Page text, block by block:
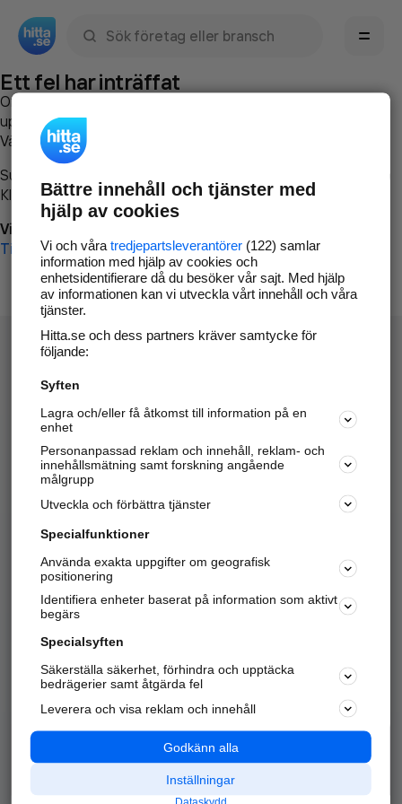
Ett fel har inträffat
Om du vill kan du
uppstod så att vi lättare och snabbare kan avhjälpa det.
Vänligen försök med följande:
Surfa till
Klicka påTillbaka-knappen i webbläsaren och försök igen
Vi beklagar besväret!
Till startsidan
Hitta.se - Gratis nummerupplysning.
Sök företag, personer och platser.
Hitta telefonnummer, adresser, företagsinfo mm.
Marknadsför företaget
Kom igång och annonsera mot
samarbetspartners nära dig.
Alla kategorier
Populära sökningar
API & Kartor
Annonsera
Integritet
Nödnummer
Bättre innehåll och tjänster med
hjälp av cookies
Vi och våra tredjepartsleverantörer(122) samlar
information med hjälp av cookies och
enhetsidentifierare då du besöker vår sajt. Med hjälp
av informationen kan vi utveckla vårt innehåll och våra
tjänster.
Hitta.se och dess partners kräver samtycke för
följande:
Syften
Lagra och/eller få åtkomst till information på en
enhet
Personanpassad reklam och innehåll, reklam- och
innehållsmätning samt forskning angående
målgrupp
Utveckla och förbättra tjänster
Specialfunktioner
Använda exakta uppgifter om geografisk
positionering
Identifiera enheter baserat på information som aktivt
begärs
Specialsyften
Säkerställa säkerhet, förhindra och upptäcka
bedrägerier samt åtgärda fel
Leverera och visa reklam och innehåll
Godkänn alla
Inställningar
Dataskydd